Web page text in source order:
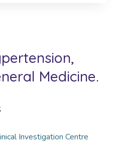
Medicine.
Investigation Centre